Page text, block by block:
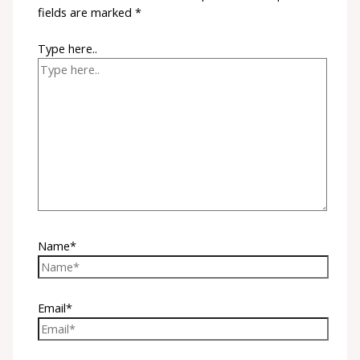
fields are marked*
Type here..
Name*
Email*